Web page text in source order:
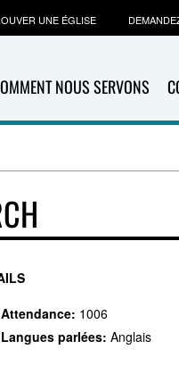
NOUS SERVONS
UNE ÉGLISE
Attendance: 1006
Langues parlées: Anglais